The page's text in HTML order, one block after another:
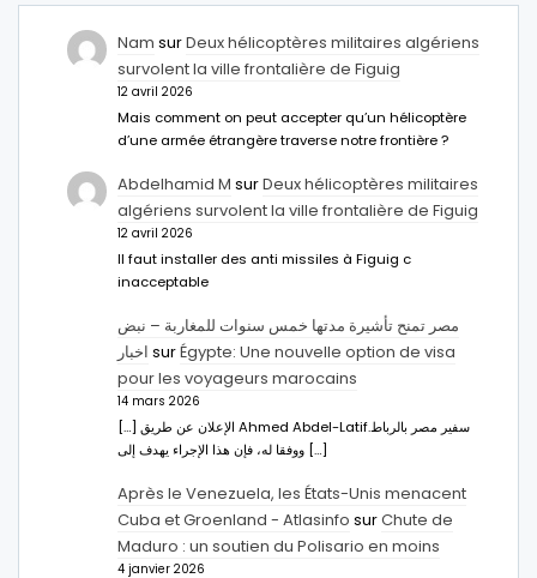
Nam surDeux hélicoptères militaires algériens
survolent la ville frontalière de Figuig
12 avril 2026
Mais comment on peut accepter qu’un hélicoptère
d’une armée étrangère traverse notre frontière ?
Abdelhamid M surDeux hélicoptères militaires
algériens survolent la ville frontalière de Figuig
12 avril 2026
Il faut installer des anti missiles à Figuig c
inacceptable
مصر تمنح تأشيرة مدتها خمس سنوات للمغاربة – نبض
اخبار surÉgypte: Une nouvelle option de visa
pour les voyageurs marocains
14 mars 2026
[…] الإعلان عن طريق Ahmed Abdel-Latifسفير مصر بالرباط.
ووفقا له، فإن هذا الإجراء يهدف إلى […]
Après le Venezuela, les États-Unis menacent
Cuba et Groenland - Atlasinfo surChute de
Maduro : un soutien du Polisario en moins
4 janvier 2026